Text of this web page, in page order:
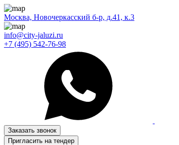
Москва, Новочеркасский б-р, д.41, к.3
info@city-jaluzi.ru
+7 (495) 542-76-98
Заказать звонок
Пригласить на тендер